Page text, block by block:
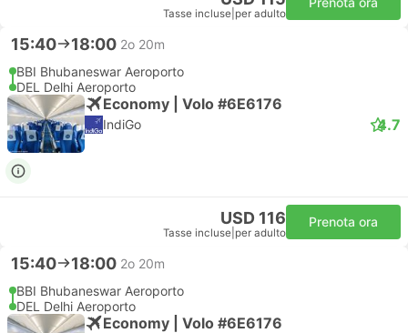
Tasse incluse per adulto
15:40 18:00 2o 20m
BBI Bhubaneswar Aeroporto
DEL Delhi Aeroporto
Economy | Volo #6E6176
IndiGo 4.7
USD 116
Tasse incluse per adulto
Prenota ora
15:40 18:00 2o 20m
BBI Bhubaneswar Aeroporto
DEL Delhi Aeroporto
Economy | Volo #6E6176